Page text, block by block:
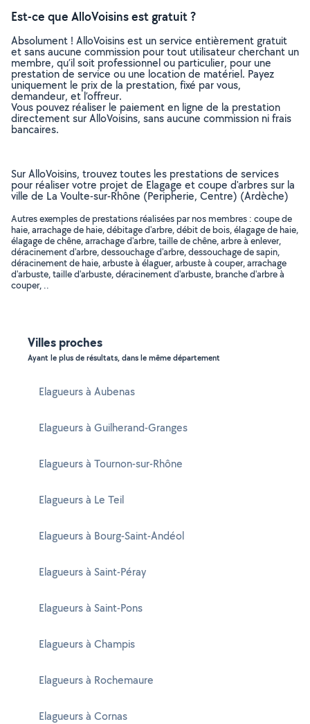
Est-ce que AlloVoisins est gratuit ?
Absolument ! AlloVoisins est un service entièrement gratuit
et sans aucune commission pour tout utilisateur cherchant un
membre, qu’il soit professionnel ou particulier, pour une
prestation de service ou une location de matériel. Payez
uniquement le prix de la prestation, fixé par vous,
demandeur, et l’offreur.
Vous pouvez réaliser le paiement en ligne de la prestation
directement sur AlloVoisins, sans aucune commission ni frais
bancaires.
Sur AlloVoisins, trouvez toutes les prestations de services
pour réaliser votre projet de Elagage et coupe d'arbres sur la
ville de La Voulte-sur-Rhône (Peripherie, Centre) (Ardèche)
Autres exemples de prestations réalisées par nos membres : coupe de
haie, arrachage de haie, débitage d'arbre, débit de bois, élagage de haie,
élagage de chêne, arrachage d'arbre, taille de chêne, arbre à enlever,
déracinement d'arbre, dessouchage d'arbre, dessouchage de sapin,
déracinement de haie, arbuste à élaguer, arbuste à couper, arrachage
d'arbuste, taille d'arbuste, déracinement d'arbuste, branche d'arbre à
couper, ..
Villes proches
Ayant le plus de résultats, dans le même département
Elagueurs à Aubenas
Elagueurs à Guilherand-Granges
Elagueurs à Tournon-sur-Rhône
Elagueurs à Le Teil
Elagueurs à Bourg-Saint-Andéol
Elagueurs à Saint-Péray
Elagueurs à Saint-Pons
Elagueurs à Champis
Elagueurs à Rochemaure
Elagueurs à Cornas